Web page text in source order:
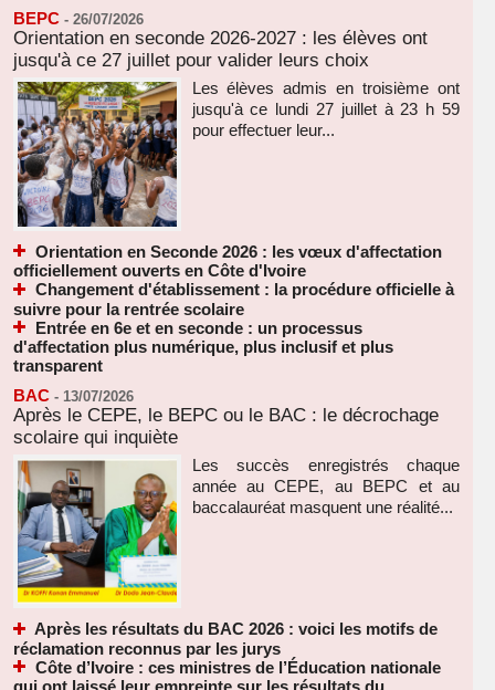
BEPC - 26/07/2026
Orientation en seconde 2026-2027 : les élèves ont
jusqu'à ce 27 juillet pour valider leurs choix
Les élèves admis en troisième ont
jusqu'à ce lundi 27 juillet à 23 h 59
pour effectuer leur...
Orientation en Seconde 2026 : les vœux d'affectation
officiellement ouverts en Côte d'Ivoire
Changement d'établissement : la procédure officielle à
suivre pour la rentrée scolaire
Entrée en 6e et en seconde : un processus
d'affectation plus numérique, plus inclusif et plus
transparent
BAC - 13/07/2026
Après le CEPE, le BEPC ou le BAC : le décrochage
scolaire qui inquiète
Les succès enregistrés chaque
année au CEPE, au BEPC et au
baccalauréat masquent une réalité...
Après les résultats du BAC 2026 : voici les motifs de
réclamation reconnus par les jurys
Côte d’Ivoire : ces ministres de l’Éducation nationale
qui ont laissé leur empreinte sur les résultats du